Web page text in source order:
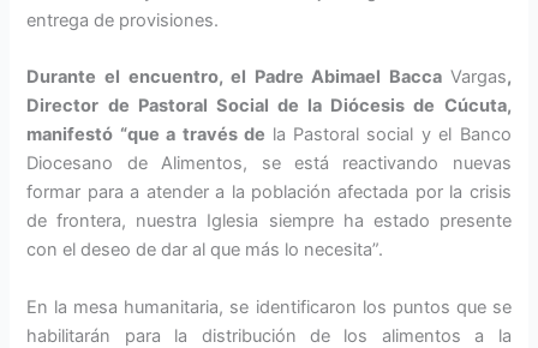
entrega de provisiones.
Durante el encuentro, el Padre Abimael Bacca Vargas,
Director de Pastoral Social de la Diócesis de Cúcuta,
manifestó “que a través de la Pastoral social y el Banco
Diocesano de Alimentos, se está reactivando nuevas
formar para a atender a la población afectada por la crisis
de frontera, nuestra Iglesia siempre ha estado presente
con el deseo de dar al que más lo necesita”.
En la mesa humanitaria, se identificaron los puntos que se
habilitarán para la distribución de los alimentos a la